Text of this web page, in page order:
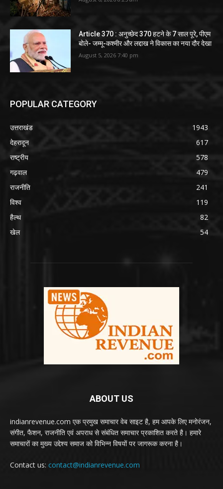
Article 370 : अनुच्छेद 370 हटने के 7 साल पूरे, पीएम
बोले- जम्मू-कश्मीर और लद्दाख ने विकास का नया दौर देखा
August 5, 2026 7:40 pm
POPULAR CATEGORY
उत्तराखंड
1943
देहरादून
617
राष्ट्रीय
578
गढ़वाल
479
राजनीति
241
विश्व
119
हैल्थ
82
खेल
54
ABOUT US
indianrevenue.com एक प्रमुख समाचार वेब साइट है, हम आपके लिए मनोरंजन,
संगीत, फैशन, राजनीति एवं अपराध से संबंधित समाचार प्रकाशित करते है। हमारे
समाचारों का मुख्य उद्देश्य समाज को विभिन्न विषयों पर जागरूक करना है।
Contact us: contact@indianrevenue.com